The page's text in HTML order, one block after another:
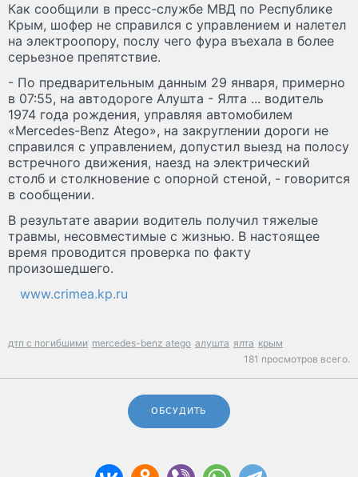
Как сообщили в пресс-службе МВД по Республике
Крым, шофер не справился с управлением и налетел
на электроопору, послу чего фура въехала в более
серьезное препятствие.
- По предварительным данным 29 января, примерно
в 07:55, на автодороге Алушта - Ялта ... водитель
1974 года рождения, управляя автомобилем
«Mercedes-Benz Atego», на закруглении дороги не
справился с управлением, допустил выезд на полосу
встречного движения, наезд на электрический
столб и столкновение с опорной стеной, - говорится
в сообщении.
В результате аварии водитель получил тяжелые
травмы, несовместимые с жизнью. В настоящее
время проводится проверка по факту
произошедшего.
www.crimea.kp.ru
дтп с погибшими mercedes-benz atego алушта ялта крым
181 просмотров всего.
ОБСУДИТЬ